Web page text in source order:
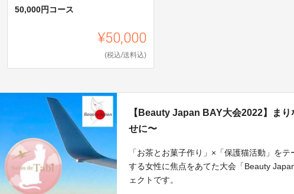
50,000円コース
¥50,000
(税込/送料込)
【Beauty Japan BAY大会2022】ま
せに〜
「お茶とお菓子作り」×「保護猫活動」を
する女性に焦点をあてた大会「Beauty
ェクトです。